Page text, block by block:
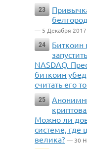
23
— 5 Декабря 2017
24
Биткоин
NASDAQ.
биткоин
считать его
25
Можно ли
системе, где
велика? — 30